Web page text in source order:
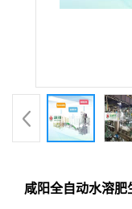
咸阳全自动水溶